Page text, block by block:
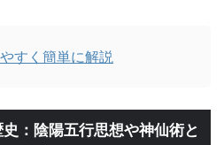
すく簡単に解説
：陰陽五行思想や神仙術と